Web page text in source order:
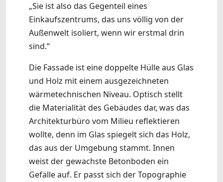
„Sie ist also das Gegenteil eines
Einkaufszentrums, das uns völlig von der
Außenwelt isoliert, wenn wir erstmal drin
sind.“
Die Fassade ist eine doppelte Hülle aus Glas
und Holz mit einem ausgezeichneten
wärmetechnischen Niveau. Optisch stellt
die Materialität des Gebäudes dar, was das
Architekturbüro vom Milieu reflektieren
wollte, denn im Glas spiegelt sich das Holz,
das aus der Umgebung stammt. Innen
weist der gewachste Betonboden ein
Gefälle auf. Er passt sich der Topographie